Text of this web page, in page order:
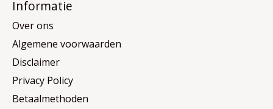
Informatie
Over ons
Algemene voorwaarden
Disclaimer
Privacy Policy
Betaalmethoden